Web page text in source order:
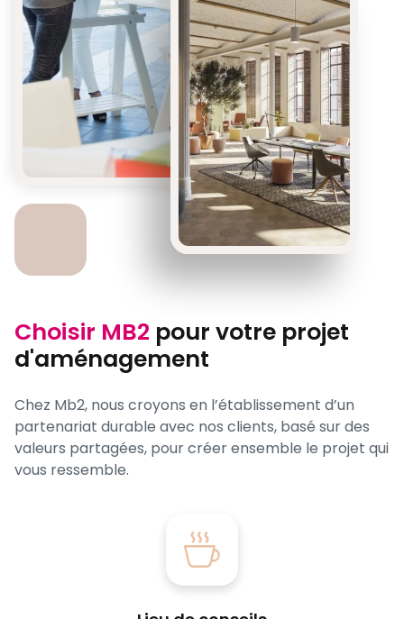
Choisir MB2 pour votre projet
d'aménagement
Chez Mb2, nous croyons en l’établissement d’un
partenariat durable avec nos clients, basé sur des
valeurs partagées, pour créer ensemble le projet qui
vous ressemble.